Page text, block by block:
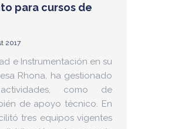
para cursos de
2017
e Instrumentación en su
Rhona, ha gestionado
como de
de apoyo técnico. En
tres equipos vigentes